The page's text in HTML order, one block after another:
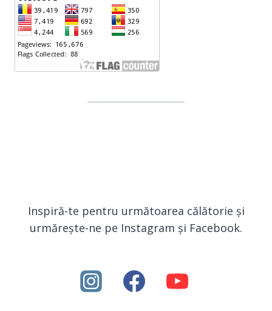
Inspiră-te pentru următoarea călătorie și
urmărește-ne pe Instagram și Facebook.